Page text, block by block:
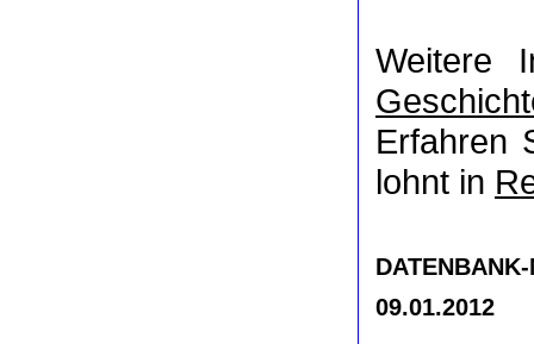
Weitere
Erfahren
lohnt in
09.01.2012